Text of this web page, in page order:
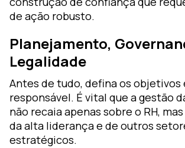
de ação robusto.
Planejamento,
Legalidade
Antes de tudo, defina os objetivos
responsável. É vital que a gestão
não recaia apenas sobre o RH,
da alta liderança e de outros
estratégicos.